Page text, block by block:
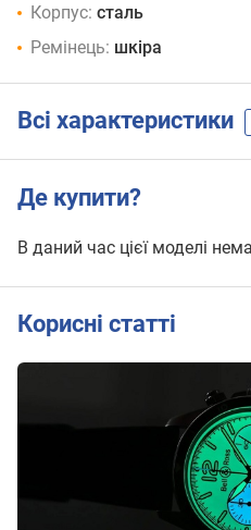
Корпус: сталь
Ремінець: шкіра
Всі характеристики
Де купити?
В даний час цієї моделі
Корисні статті